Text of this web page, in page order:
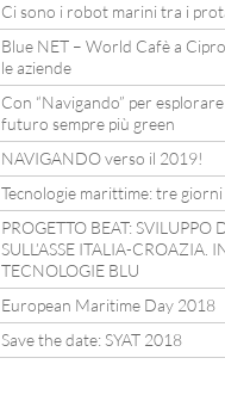
Ci sono i robot marini tra i
Blue NET – World Cafè a
le aziende
Con “Navigando” per
futuro sempre più green
NAVIGANDO verso il 2019!
Tecnologie marittime: tre
PROGETTO BEAT: SVILUPPO
SULL’ASSE ITALIA-CROAZIA.
TECNOLOGIE BLU
European Maritime Day 2018
Save the date: SYAT 2018